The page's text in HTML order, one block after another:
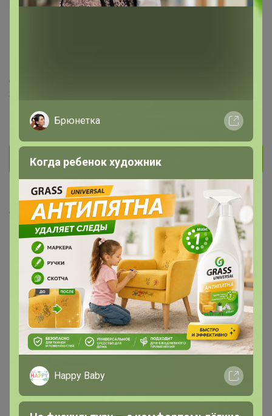
Заозерный
В клубе с 8 марта 2017 г.
Личное сообщение
Скопировать ссылку
Медали
Номинировать на медаль
4 1
Друзья в клубе
Брюнетка
Когда ребенок художник
Happy Baby